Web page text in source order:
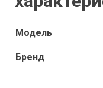
Модель
Бренд